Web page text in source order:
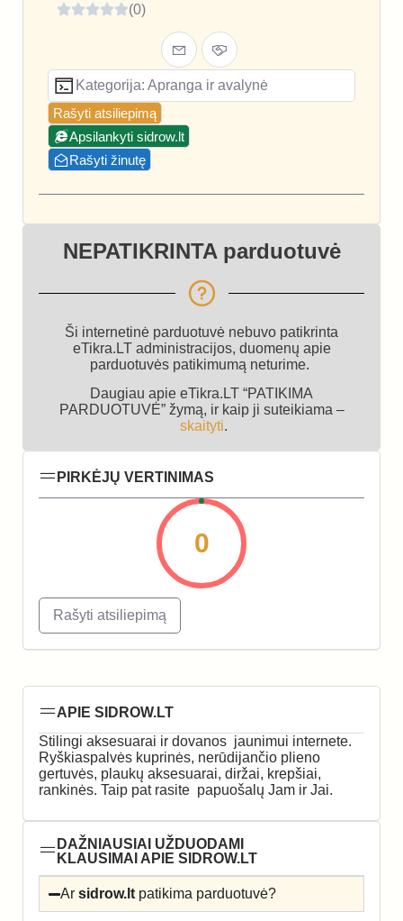
(0)
Kategorija: Apranga ir avalynė
Rašyti atsiliepimą
Apsilankyti sidrow.lt
Rašyti žinutę
NEPATIKRINTA parduotuvė
Ši internetinė parduotuvė nebuvo patikrinta
eTikra.LT administracijos, duomenų apie
parduotuvės patikimumą neturime.
Daugiau apie eTikra.LT “PATIKIMA
PARDUOTUVĖ” žymą, ir kaip ji suteikiama –
skaityti.
PIRKĖJŲ VERTINIMAS
0
Rašyti atsiliepimą
APIE SIDROW.LT
Stilingi aksesuarai ir dovanos jaunimui internete.
Ryškiaspalvės kuprinės, nerūdijančio plieno
gertuvės, plaukų aksesuarai, diržai, krepšiai,
rankinės. Taip pat rasite papuošalų Jam ir Jai.
DAŽNIAUSIAI UŽDUODAMI
KLAUSIMAI APIE SIDROW.LT
Arsidrow.lt patikima parduotuvė?